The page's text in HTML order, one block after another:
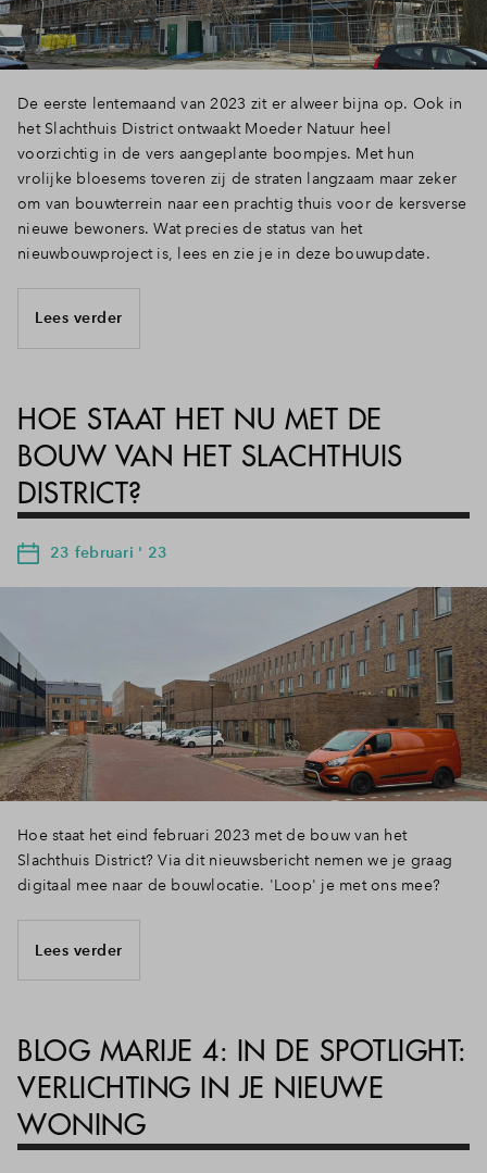
De eerste lentemaand van 2023 zit er alweer bijna op. Ook in
het Slachthuis District ontwaakt Moeder Natuur heel
voorzichtig in de vers aangeplante boompjes. Met hun
vrolijke bloesems toveren zij de straten langzaam maar zeker
om van bouwterrein naar een prachtig thuis voor de kersverse
nieuwe bewoners. Wat precies de status van het
nieuwbouwproject is, lees en zie je in deze bouwupdate.
Lees verder
HOE STAAT HET NU MET DE
BOUW VAN HET SLACHTHUIS
DISTRICT?
23 februari ' 23
Hoe staat het eind februari 2023 met de bouw van het
Slachthuis District? Via dit nieuwsbericht nemen we je graag
digitaal mee naar de bouwlocatie. 'Loop' je met ons mee?
Lees verder
BLOG MARIJE 4: IN DE SPOTLIGHT:
VERLICHTING IN JE NIEUWE
WONING